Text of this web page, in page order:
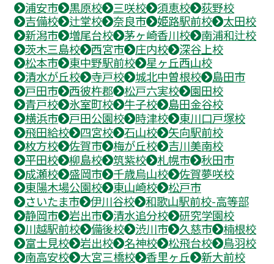
浦安市
黒原校 三咲校 須恵校
荻野校
吉備校
辻堂校 奈良市 姫路駅前校
太田校
新潟市
増尾台校 茅ヶ崎香川校
南浦和辻校
茨木三島校
西宮市 庄内校
深谷上校
松本市
東中野駅前校
星ヶ丘西山校
清水が丘校
寺戸校 城北中曽根校
島田市
戸田市
西彼杵郡 松戸六実校
園田校
青戸校
氷室町校 牛子校
島田金谷校
横浜市
戸田公園校 時津校
東川口戸塚校
飛田給校
四宮校 石山校
矢向駅前校
枚方校
佐賀市 梅が丘校
吉川美南校
平田校
柳島校 筑紫校 札幌市
秋田市
成瀬校
盛岡市 千歳烏山校
佐賀夢咲校
東陽木場公園校
東山崎校
松戸市
さいたま市
伊川谷校
和歌山駅前校-高等部
静岡市
岩出市 清水追分校
研究学園校
川越駅前校
備後校 渋川市 久慈市
楠根校
富士見校
岩出校 名神校 松飛台校
鳥羽校
南高安校
大宮三橋校 香里ヶ丘
新大前校